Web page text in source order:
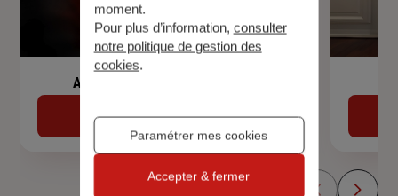
Assurance de prêt immobilier
Découvrir
moment.
Pour plus d’information, consulter
notre politique de gestion des
cookies.
Paramétrer mes cookies
Accepter & fermer